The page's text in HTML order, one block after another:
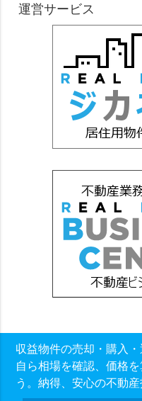
運営サービス
収益物件の売却・購入
自ら相場を確認、価格
う。納得、安心の不動